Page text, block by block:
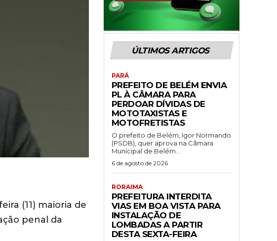
(11) maioria de
penal da
ÚLTIMOS ARTIGOS
PARÁ
PREFEITO DE BELÉM ENVIA
PL À CÂMARA PARA
PERDOAR DÍVIDAS DE
MOTOTAXISTAS E
MOTOFRETISTAS
O prefeito de Belém, Igor Normando
(PSDB), quer aprova na Câmara
Municipal de Belém...
6 de agosto de 2026
RORAIMA
PREFEITURA INTERDITA
VIAS EM BOA VISTA PARA
INSTALAÇÃO DE
LOMBADAS A PARTIR
DESTA SEXTA-FEIRA